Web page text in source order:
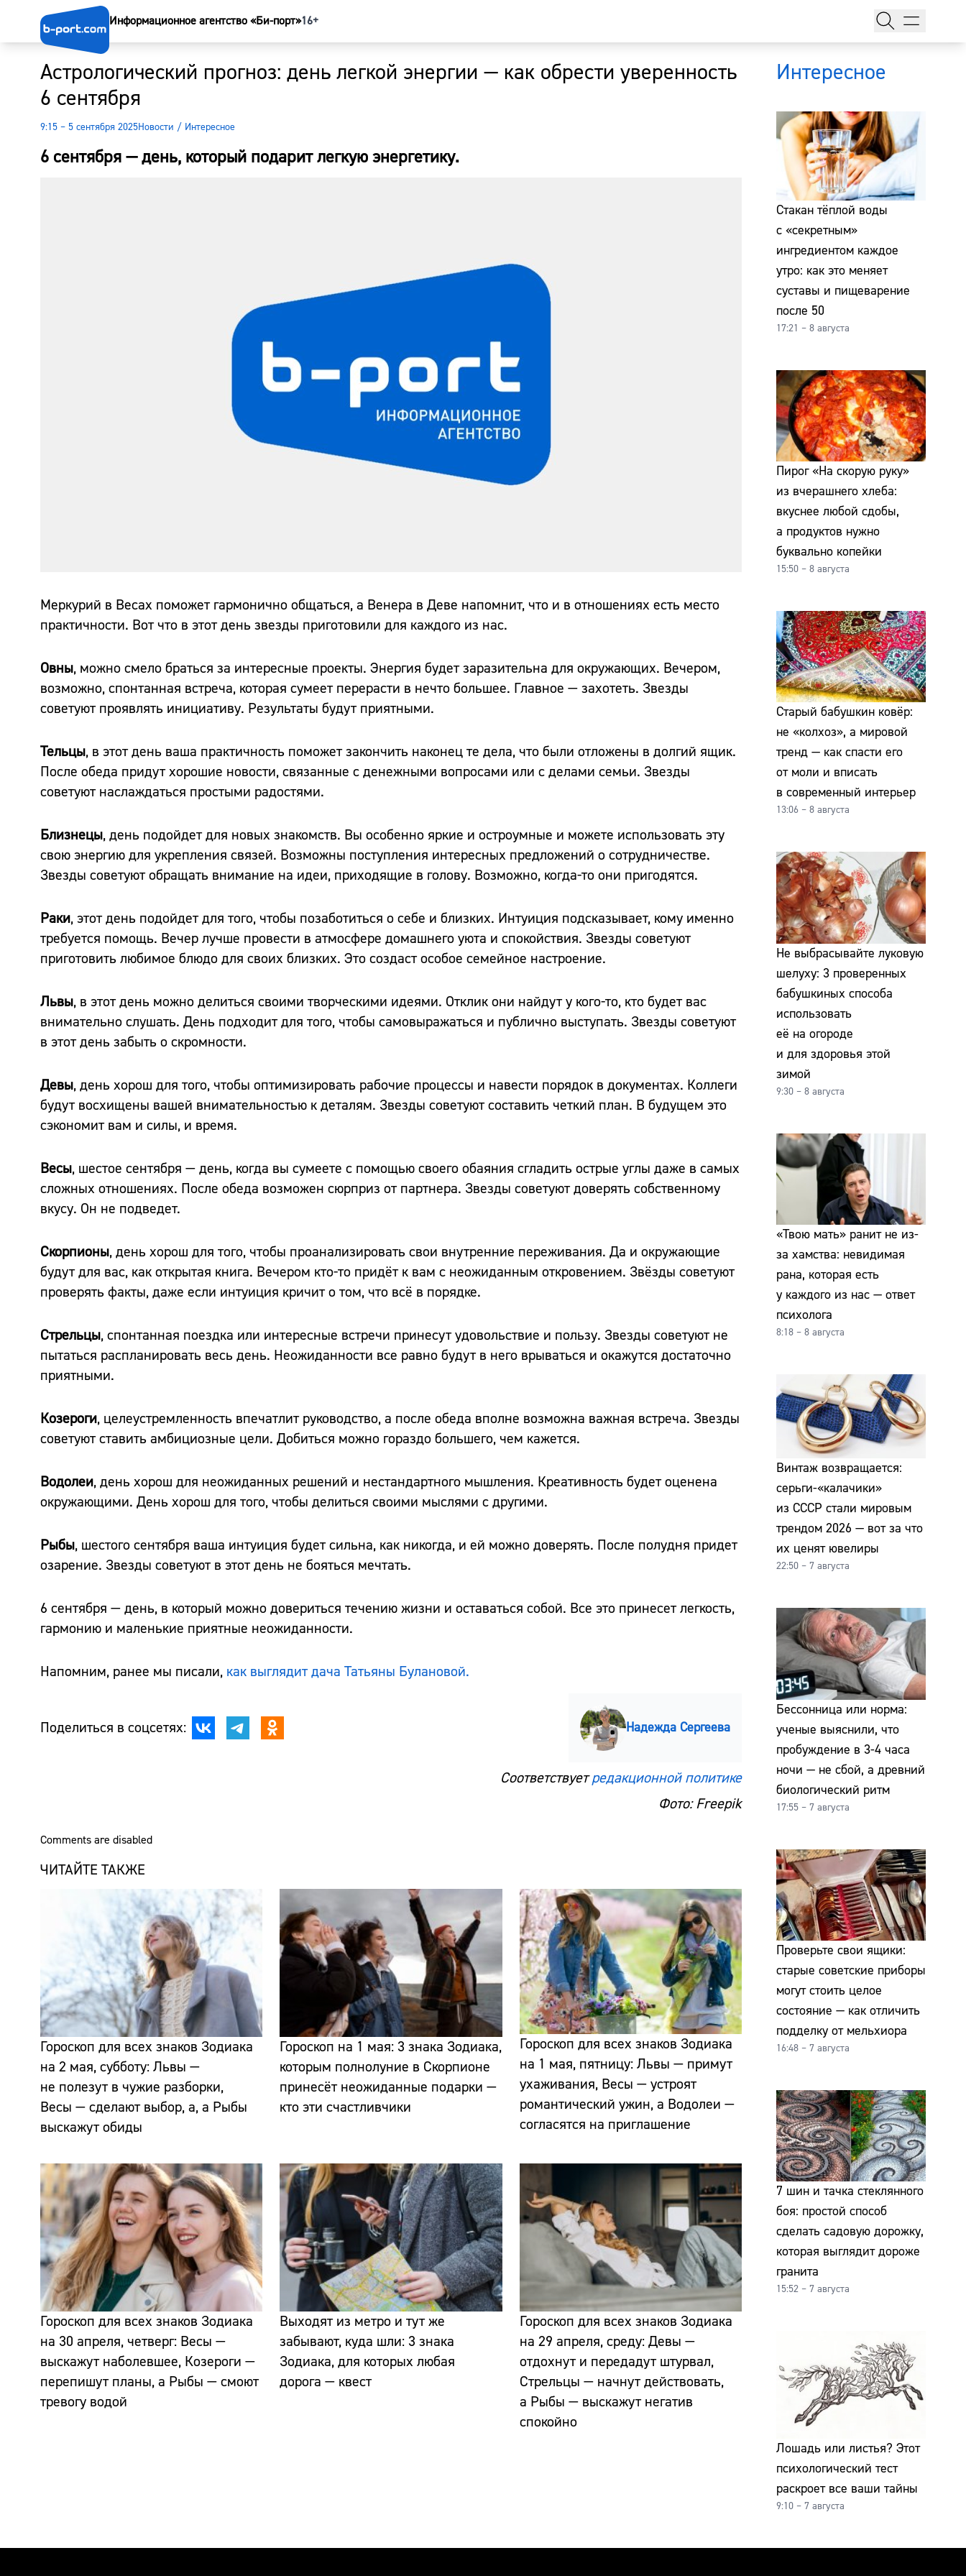
Информационное агентство «Би-порт»16+
Астрологический прогноз: день легкой энергии — как обрести уверенность
6 сентября
9:15 – 5 сентября 2025Новости / Интересное
6 сентября — день, который подарит легкую энергетику.
Меркурий в Весах поможет гармонично общаться, а Венера в Деве напомнит, что и в отношениях есть место
практичности. Вот что в этот день звезды приготовили для каждого из нас.
Овны, можно смело браться за интересные проекты. Энергия будет заразительна для окружающих. Вечером,
возможно, спонтанная встреча, которая сумеет перерасти в нечто большее. Главное — захотеть. Звезды
советуют проявлять инициативу. Результаты будут приятными.
Тельцы, в этот день ваша практичность поможет закончить наконец те дела, что были отложены в долгий ящик.
После обеда придут хорошие новости, связанные с денежными вопросами или с делами семьи. Звезды
советуют наслаждаться простыми радостями.
Близнецы, день подойдет для новых знакомств. Вы особенно яркие и остроумные и можете использовать эту
свою энергию для укрепления связей. Возможны поступления интересных предложений о сотрудничестве.
Звезды советуют обращать внимание на идеи, приходящие в голову. Возможно, когда-то они пригодятся.
Раки, этот день подойдет для того, чтобы позаботиться о себе и близких. Интуиция подсказывает, кому именно
требуется помощь. Вечер лучше провести в атмосфере домашнего уюта и спокойствия. Звезды советуют
приготовить любимое блюдо для своих близких. Это создаст особое семейное настроение.
Львы, в этот день можно делиться своими творческими идеями. Отклик они найдут у кого-то, кто будет вас
внимательно слушать. День подходит для того, чтобы самовыражаться и публично выступать. Звезды советуют
в этот день забыть о скромности.
Девы, день хорош для того, чтобы оптимизировать рабочие процессы и навести порядок в документах. Коллеги
будут восхищены вашей внимательностью к деталям. Звезды советуют составить четкий план. В будущем это
сэкономит вам и силы, и время.
Весы, шестое сентября — день, когда вы сумеете с помощью своего обаяния сгладить острые углы даже в самых
сложных отношениях. После обеда возможен сюрприз от партнера. Звезды советуют доверять собственному
вкусу. Он не подведет.
Скорпионы, день хорош для того, чтобы проанализировать свои внутренние переживания. Да и окружающие
будут для вас, как открытая книга. Вечером кто-то придёт к вам с неожиданным откровением. Звёзды советуют
проверять факты, даже если интуиция кричит о том, что всё в порядке.
Стрельцы, спонтанная поездка или интересные встречи принесут удовольствие и пользу. Звезды советуют не
пытаться распланировать весь день. Неожиданности все равно будут в него врываться и окажутся достаточно
приятными.
Козероги, целеустремленность впечатлит руководство, а после обеда вполне возможна важная встреча. Звезды
советуют ставить амбициозные цели. Добиться можно гораздо большего, чем кажется.
Водолеи, день хорош для неожиданных решений и нестандартного мышления. Креативность будет оценена
окружающими. День хорош для того, чтобы делиться своими мыслями с другими.
Рыбы, шестого сентября ваша интуиция будет сильна, как никогда, и ей можно доверять. После полудня придет
озарение. Звезды советуют в этот день не бояться мечтать.
6 сентября — день, в который можно довериться течению жизни и оставаться собой. Все это принесет легкость,
гармонию и маленькие приятные неожиданности.
Напомним, ранее мы писали, как выглядит дача Татьяны Булановой.
Поделиться в соцсетях: Надежда Сергеева
Соответствуетредакционной политике
Фото: Freepik
Comments are disabled
ЧИТАЙТЕ ТАКЖЕ
Гороскоп для всех знаков Зодиака
на 2 мая, субботу: Львы —
не полезут в чужие разборки,
Весы — сделают выбор, а, а Рыбы
выскажут обиды
Гороскоп на 1 мая: 3 знака Зодиака,
которым полнолуние в Скорпионе
принесёт неожиданные подарки —
кто эти счастливчики
Гороскоп для всех знаков Зодиака
на 1 мая, пятницу: Львы — примут
ухаживания, Весы — устроят
романтический ужин, а Водолеи —
согласятся на приглашение
Гороскоп для всех знаков Зодиака
на 30 апреля, четверг: Весы —
выскажут наболевшее, Козероги —
перепишут планы, а Рыбы — смоют
тревогу водой
Выходят из метро и тут же
забывают, куда шли: 3 знака
Зодиака, для которых любая
дорога — квест
Гороскоп для всех знаков Зодиака
на 29 апреля, среду: Девы —
отдохнут и передадут штурвал,
Стрельцы — начнут действовать,
а Рыбы — выскажут негатив
спокойно
Интересное
Стакан тёплой воды
с «секретным»
ингредиентом каждое
утро: как это меняет
суставы и пищеварение
после 50
17:21 – 8 августа
Пирог «На скорую руку»
из вчерашнего хлеба:
вкуснее любой сдобы,
а продуктов нужно
буквально копейки
15:50 – 8 августа
Старый бабушкин ковёр:
не «колхоз», а мировой
тренд — как спасти его
от моли и вписать
в современный интерьер
13:06 – 8 августа
Не выбрасывайте луковую
шелуху: 3 проверенных
бабушкиных способа
использовать
её на огороде
и для здоровья этой
зимой
9:30 – 8 августа
«Твою мать» ранит не из-
за хамства: невидимая
рана, которая есть
у каждого из нас — ответ
психолога
8:18 – 8 августа
Винтаж возвращается:
серьги-«калачики»
из СССР стали мировым
трендом 2026 — вот за что
их ценят ювелиры
22:50 – 7 августа
Бессонница или норма:
ученые выяснили, что
пробуждение в 3-4 часа
ночи — не сбой, а древний
биологический ритм
17:55 – 7 августа
Проверьте свои ящики:
старые советские приборы
могут стоить целое
состояние — как отличить
подделку от мельхиора
16:48 – 7 августа
7 шин и тачка стеклянного
боя: простой способ
сделать садовую дорожку,
которая выглядит дороже
гранита
15:52 – 7 августа
Лошадь или листья? Этот
психологический тест
раскроет все ваши тайны
9:10 – 7 августа
Главная
Курсы валют